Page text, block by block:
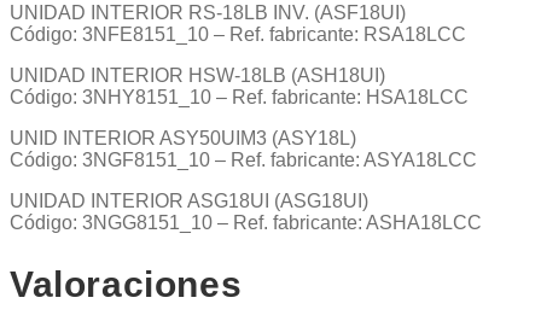
UNIDAD INTERIOR RS-18LB INV. (ASF18UI)
Código: 3NFE8151_10 – Ref. fabricante: RSA18LCC
UNIDAD INTERIOR HSW-18LB (ASH18UI)
Código: 3NHY8151_10 – Ref. fabricante: HSA18LCC
UNID INTERIOR ASY50UIM3 (ASY18L)
Código: 3NGF8151_10 – Ref. fabricante: ASYA18LCC
UNIDAD INTERIOR ASG18UI (ASG18UI)
Código: 3NGG8151_10 – Ref. fabricante: ASHA18LCC
Valoraciones